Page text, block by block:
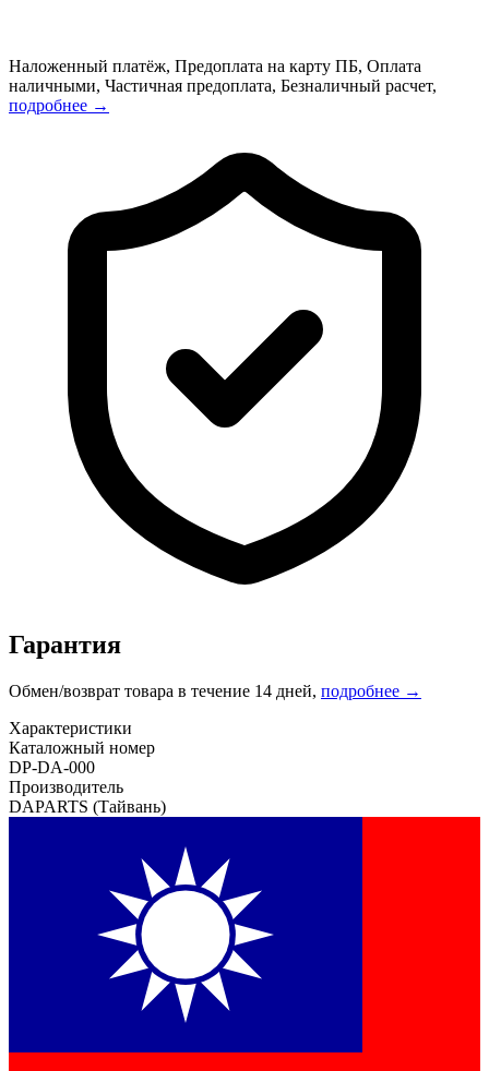
Наложенный платёж, Предоплата на карту ПБ, Оплата
наличными, Частичная предоплата, Безналичный расчет,
подробнее →
Гарантия
Обмен/возврат товара в течение 14 дней, подробнее →
Характеристики
Каталожный номер
DP-DA-000
Производитель
DAPARTS (Тайвань)